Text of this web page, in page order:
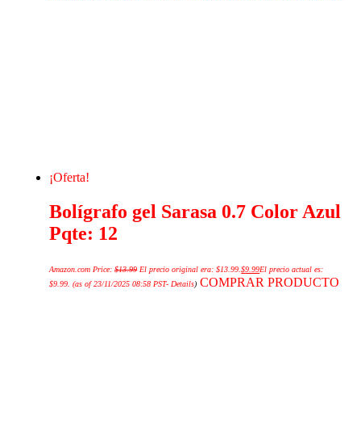
¡Oferta!
Bolígrafo gel Sarasa 0.7 Color Azul
Pqte: 12
Amazon.com Price:$13.99 El precio original era: $13.99.$9.99El precio actual es:
$9.99. (as of 23/11/2025 08:58 PST- Details) COMPRAR PRODUCTO